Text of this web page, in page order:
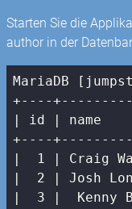
Starten Sie die
author in der
MariaDB
| id |
+----
1
| Craig
|  2 |
3
|  Kenny